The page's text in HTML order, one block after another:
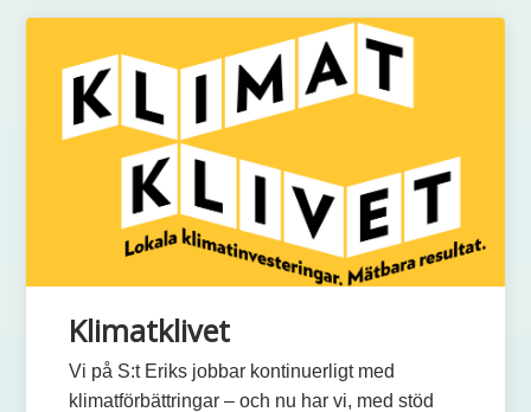
Klimatklivet
Vi på S:t Eriks jobbar kontinuerligt med
klimatförbättringar – och nu har vi, med stöd